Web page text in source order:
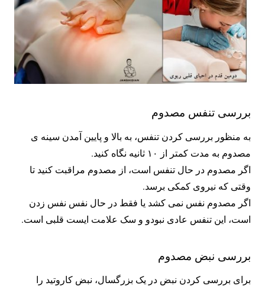
بررسی تنفس مصدوم
به منظور بررسی کردن تنفس، به بالا و پایین آمدن سینه ی
مصدوم به مدت کمتر از ۱۰ ثانیه نگاه کنید.
اگر مصدوم در حال تنفس است، از مصدوم مراقبت کنید تا
وقتی که نیروی کمکی برسد.
اگر مصدوم نفس نمی کشد یا فقط در حال نفس نفس زدن
است، این تنفس عادی نبودو و سک علامت ایست قلبی است.
بررسی نبض مصدوم
برای بررسی کردن نبض در یک بزرگسال، نبض کاروتید را